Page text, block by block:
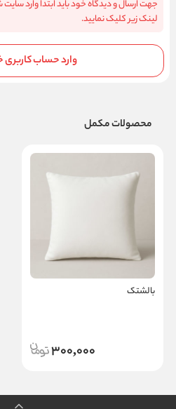
جهت ارسال و دیدگاه خود باید ابتدا وارد
لینک زیر کلیک نمایید.
وارد حساب
محصولات مکمل
بالشتک
300,000